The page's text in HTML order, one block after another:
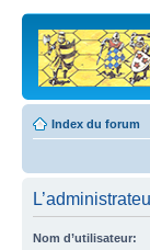
Index du forum
Nom d’utilisateur: